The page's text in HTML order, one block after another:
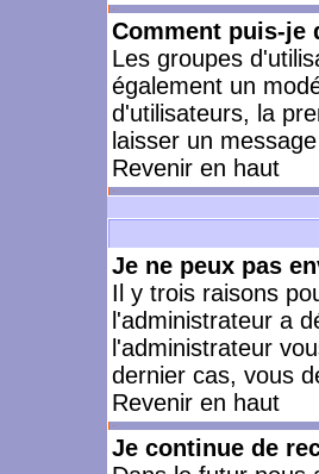
Comment puis-je
Les groupes
également un
d'utilisateurs, la
laisser un
Revenir en haut
Je ne peux pas
Il y trois raisons
l'administrateur a
l'administrateur
dernier cas, vous
Revenir en haut
Je continue de